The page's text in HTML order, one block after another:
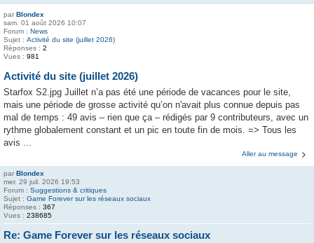
par Blondex
sam. 01 août 2026 10:07
Forum : News
Sujet : Activité du site (juillet 2026)
Réponses : 2
Vues : 981
Activité du site (juillet 2026)
Starfox S2.jpg Juillet n’a pas été une période de vacances pour le site,
mais une période de grosse activité qu’on n'avait plus connue depuis pas
mal de temps : 49 avis – rien que ça – rédigés par 9 contributeurs, avec un
rythme globalement constant et un pic en toute fin de mois. => Tous les
avis ...
Aller au message
par Blondex
mer. 29 juil. 2026 19:53
Forum : Suggestions & critiques
Sujet : Game Forever sur les réseaux sociaux
Réponses : 367
Vues : 238685
Re: Game Forever sur les réseaux sociaux